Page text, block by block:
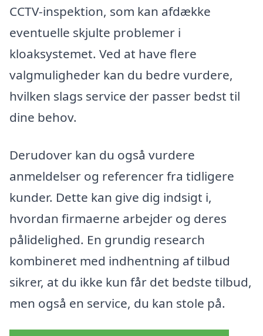
CCTV-inspektion, som kan afdække
eventuelle skjulte problemer i
kloaksystemet. Ved at have flere
valgmuligheder kan du bedre vurdere,
hvilken slags service der passer bedst til
dine behov.
Derudover kan du også vurdere
anmeldelser og referencer fra tidligere
kunder. Dette kan give dig indsigt i,
hvordan firmaerne arbejder og deres
pålidelighed. En grundig research
kombineret med indhentning af tilbud
sikrer, at du ikke kun får det bedste tilbud,
men også en service, du kan stole på.